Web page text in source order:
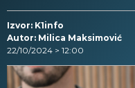
Izvor: K1info
Autor: Milica Maksimović
22/10/2024 > 12:00